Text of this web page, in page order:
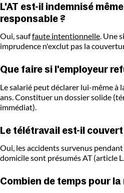
L'AT est-il indemnisé
responsable ?
Oui, sauffaute intentionnelle. Une
imprudence n'exclut pas la
Que faire si l'employeur
Le salarié peut déclarer lui-même à
ans. Constituer un dossier solide
immédiat).
Le télétravail est-il couvert
Oui, les accidents survenus
domicile sont présumés AT (article
Combien de temps pour